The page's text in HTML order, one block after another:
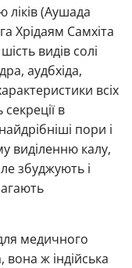
ліків (Аушада
Хрідаям Самхіта
видів солі
аудбхіда,
всіх
в
пори і
виділенню калу,
збуджують і
медичного
вона ж індійська